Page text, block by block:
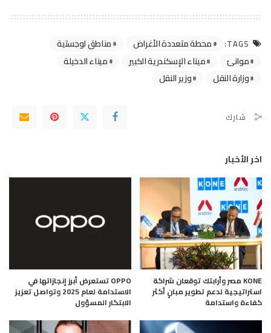
TAGS: محطة متعددة الأغراض
مناطق لوجستية
موانئ
ميناء الإسكندرية الكبير
ميناء الدخيلة
وزارة النقل
وزير النقل
شارك
اخر الأخبار
KONE مصر وأرابتك توقعان شراكة
استراتيجية لدعم تطوير مبانٍ أكثر
كفاءة واستدامة
OPPO تستعرض أبرز إنجازاتها في
الاستدامة لعام 2025 وتواصل تعزيز
الابتكار المسؤول